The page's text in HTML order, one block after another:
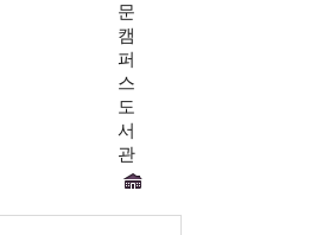
문
캠
퍼
스
도
서
관